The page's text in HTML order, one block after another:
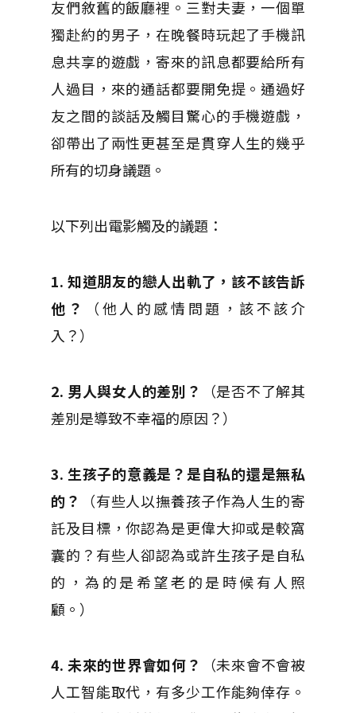
友們敘舊的飯廳裡。三對夫妻，一個單
獨赴約的男子，在晚餐時玩起了手機訊
息共享的遊戲，寄來的訊息都要給所有
人過目，來的通話都要開免提。通過好
友之間的談話及觸目驚心的手機遊戲，
卻帶出了兩性更甚至是貫穿人生的幾乎
所有的切身議題。
以下列出電影觸及的議題：
1. 知道朋友的戀人出軌了，該不該告訴
他？
（他人的感情問題，該不該介
入？）
2. 男人與女人的差別？
（是否不了解其
差別是導致不幸福的原因？）
3. 生孩子的意義是？是自私的還是無私
的？
（有些人以撫養孩子作為人生的寄
託及目標，你認為是更偉大抑或是較窩
囊的？有些人卻認為或許生孩子是自私
的，為的是希望老的是時候有人照
顧。）
4. 未來的世界會如何？
（未來會不會被
人工智能取代，有多少工作能夠倖存。